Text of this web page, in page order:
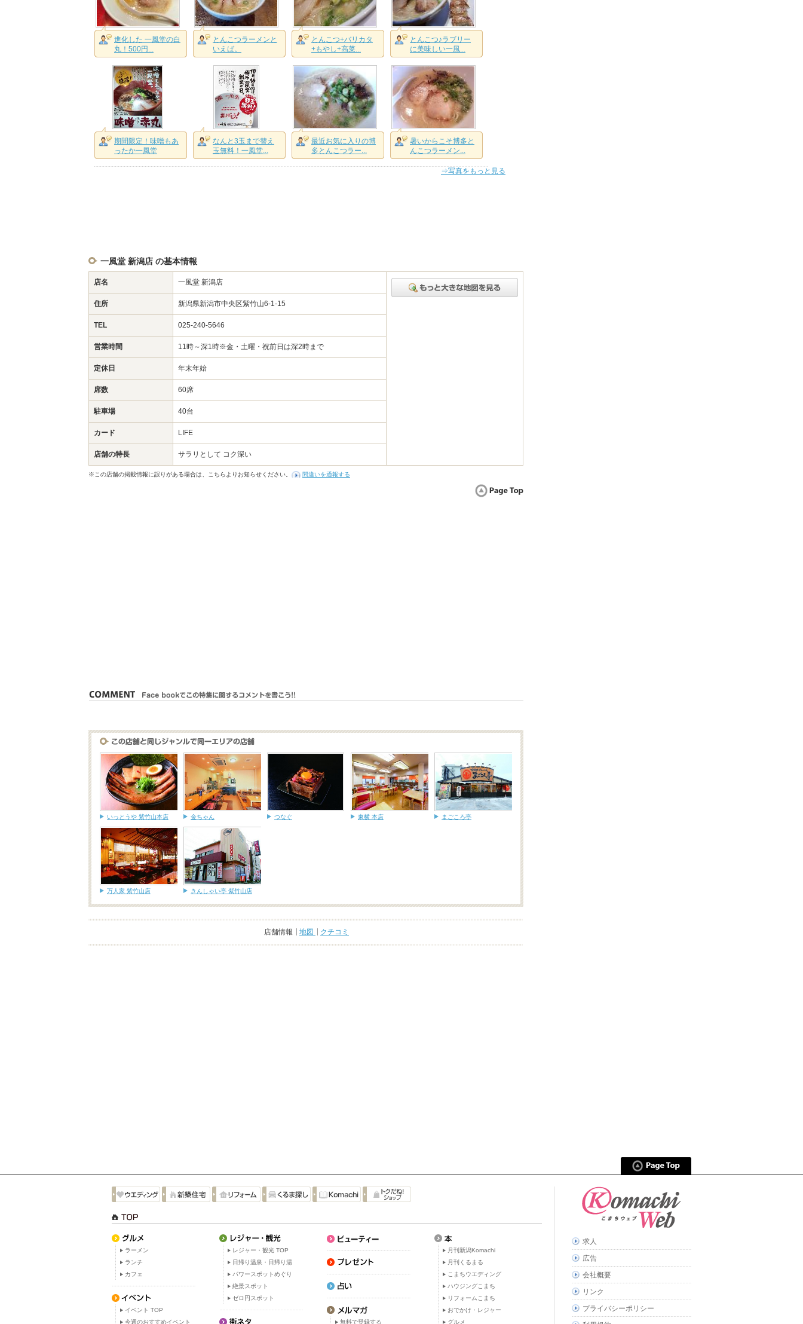
進化した 一風堂の白
丸！500円...
とんこつラーメンと
いえば。
とんこつ+バリカタ
+もやし+高菜...
とんこつ♪ラブリー
に美味しい一風...
期間限定！味噌もあ
ったか一風堂
なんと3玉まで替え
玉無料！一風堂...
最近お気に入りの博
多とんこつラー...
暑いからこそ博多と
んこつラーメン...
⇒写真をもっと見る
一風堂 新潟店 の基本情報
店名 一風堂 新潟店
住所 新潟県新潟市中央区紫竹山6-1-15
TEL 025-240-5646
営業時間 11時～深1時※金・土曜・祝前日は深2時まで
定休日 年末年始
席数 60席
駐車場 40台
カード LIFE
店舗の特長 サラリとして コク深い
※この店舗の掲載情報に誤りがある場合は、こちらよりお知らせください。 間違いを通報する
いっとうや 紫竹山本店 金ちゃん つなぐ 東横 本店 まごころ亭
万人家 紫竹山店 きんしゃい亭 紫竹山店
店舗情報 地図 クチコミ
ラーメン
ランチ
カフェ
イベント TOP
今週のおすすめイベント
レジャー・観光 TOP
日帰り温泉・日帰り湯
パワースポットめぐり
絶景スポット
ゼロ円スポット
無料で登録する
月刊新潟Komachi
月刊くるまる
こまちウエディング
ハウジングこまち
リフォームこまち
おでかけ・レジャー
グルメ
求人
広告
会社概要
リンク
プライバシーポリシー